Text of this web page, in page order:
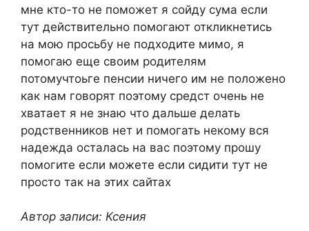
мне кто-то не поможет я сойду сума если
тут действительно помогают откликнетись
на мою просьбу не подходите мимо, я
помогаю еще своим родителям
потомучтоьге пенсии ничего им не положено
как нам говорят поэтому средст очень не
хватает я не знаю что дальше делать
родственников нет и помогать некому вся
надежда осталась на вас поэтому прошу
помогите если можете если сидити тут не
просто так на этих сайтах
Автор записи: Ксения